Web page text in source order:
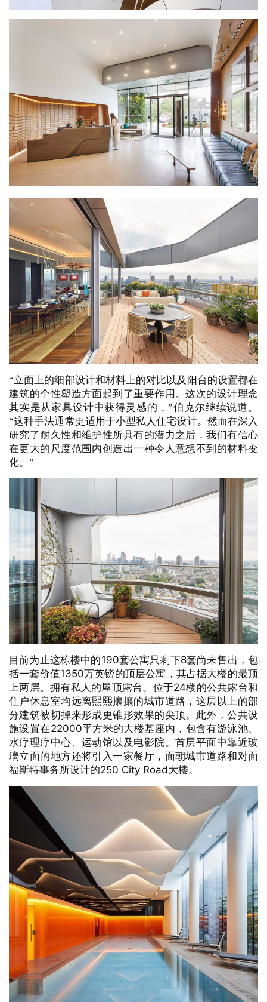
建
计
室
“立面上的细部设计和材料上的对比以及阳台的设置都在
建筑的个性塑造方面起到了重要作用。这次的设计理念
其实是从家具设计中获得灵感的，”伯克尔继续说道。
“这种手法通常更适用于小型私人住宅设计。然而在深入
研究了耐久性和维护性所具有的潜力之后，我们有信心
在更大的尺度范围内创造出一种令人意想不到的材料变
化。”
目前为止这栋楼中的190套公寓只剩下8套尚未售出，包
括一套价值1350万英镑的顶层公寓，其占据大楼的最顶
上两层。拥有私人的屋顶露台。 位于24楼的公共露台和
住户休息室均远离熙熙攘攘的城市道路，这层以上的部
分建筑被切掉来形成更锥形效果的尖顶。 此外，公共设
施设置在22000平方米的大楼基座内，包含有游泳池、
水疗理疗中心、运动馆以及电影院。 首层平面中靠近玻
璃立面的地方还将引入一家餐厅，面朝城市道路和对面
福斯特事务所设计的250 City Road大楼。